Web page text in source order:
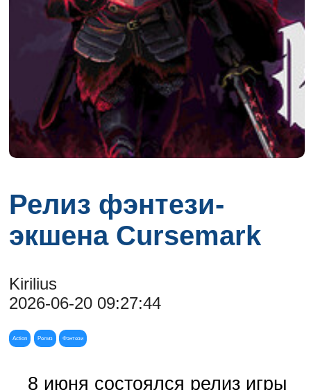
Релиз фэнтези-
экшена Cursemark
Kirilius
2026-06-20 09:27:44
Action Релиз Фэнтези
8 июня состоялся релиз игры